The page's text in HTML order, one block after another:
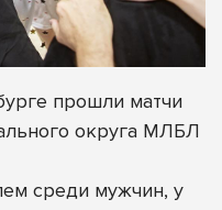
прошли матчи
округа МЛБЛ
среди мужчин, у